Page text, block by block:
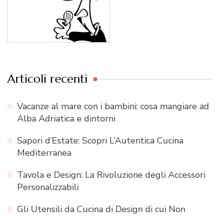
Articoli recenti
Vacanze al mare con i bambini: cosa mangiare ad
Alba Adriatica e dintorni
Sapori d’Estate: Scopri L’Autentica Cucina
Mediterranea
Tavola e Design: La Rivoluzione degli Accessori
Personalizzabili
Gli Utensili da Cucina di Design di cui Non